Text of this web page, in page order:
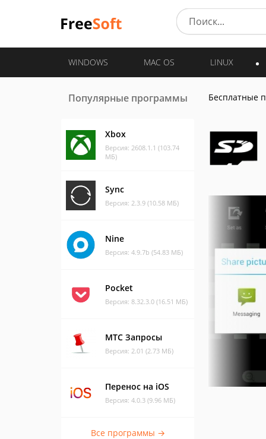
WINDOWS MAC OS LINUX
Популярные программы
Xbox
Версия: 2608.1.1 (103.74
МБ)
Sync
Версия: 2.3.9 (10.58 МБ)
Nine
Версия: 4.9.7b (54.83 МБ)
Pocket
Версия: 8.32.3.0 (16.51 МБ)
МТС Запросы
Версия: 2.01 (2.73 МБ)
Перенос на iOS
Версия: 4.0.3 (9.96 МБ)
Все программы →
Бесплатные